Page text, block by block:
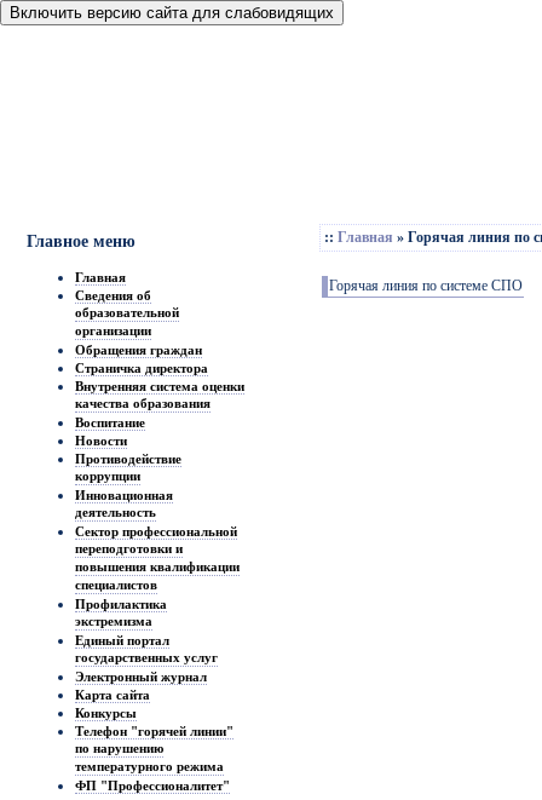
Включить версию сайта для слабовидящих
Главное меню
Главная
Сведения об
образовательной
организации
Обращения граждан
Страничка директора
Внутренняя система оценки
качества образования
Воспитание
Новости
Противодействие
коррупции
Инновационная
деятельность
Сектор профессиональной
переподготовки и
повышения квалификации
специалистов
Профилактика
экстремизма
Единый портал
государственных услуг
Электронный журнал
Карта сайта
Конкурсы
Телефон "горячей линии"
по нарушению
температурного режима
ФП "Профессионалитет"
:: Главная » Горячая линия по
Горячая линия по системе СПО